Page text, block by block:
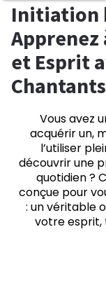
Initiation
Apprenez
et Esprit
Chantants
Vous avez
acquérir un,
l’utiliser
découvrir une
quotidien ?
conçue pour
: un véritable
votre esprit,